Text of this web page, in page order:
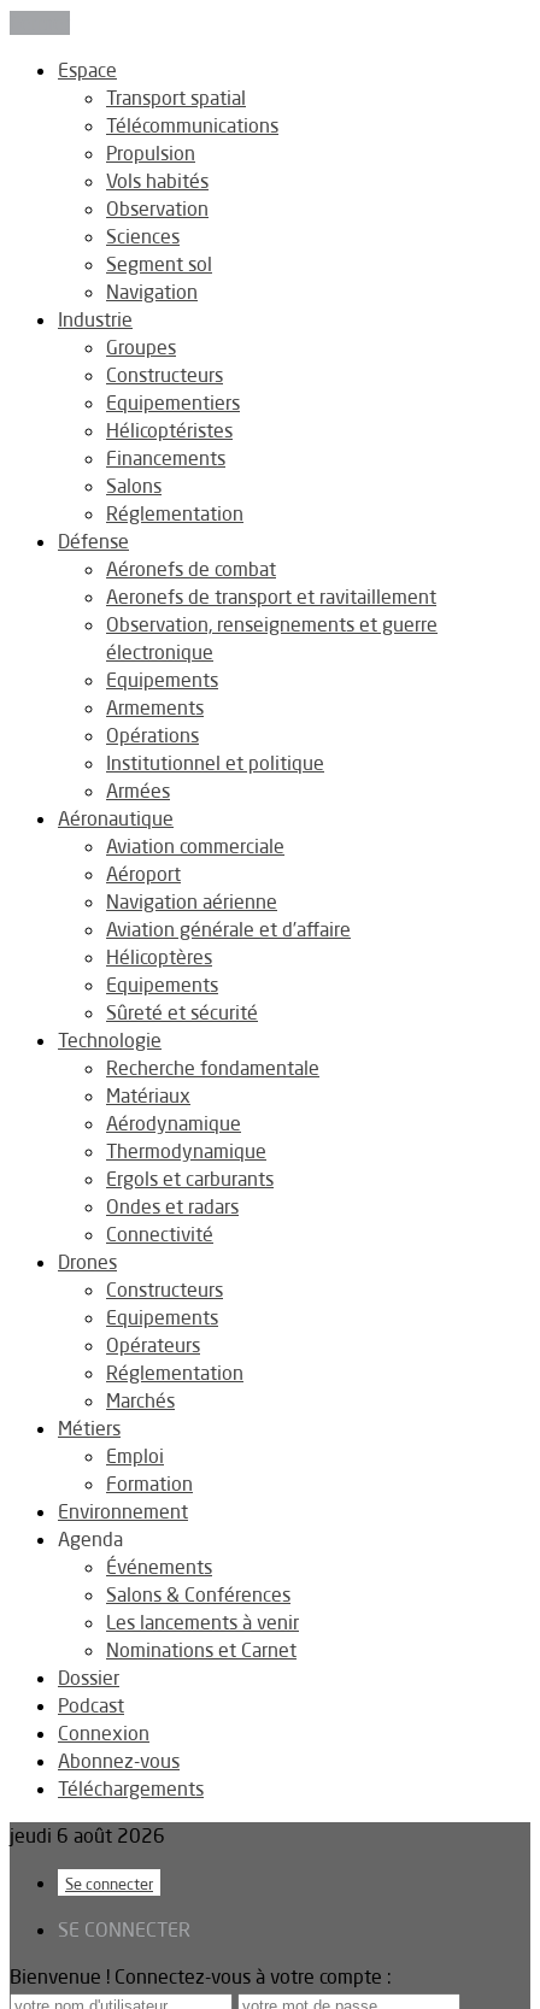
Espace
Transport spatial
Télécommunications
Propulsion
Vols habités
Observation
Sciences
Segment sol
Navigation
Industrie
Groupes
Constructeurs
Equipementiers
Hélicoptéristes
Financements
Salons
Réglementation
Défense
Aéronefs de combat
Aeronefs de transport et ravitaillement
Observation, renseignements et guerre
électronique
Equipements
Armements
Opérations
Institutionnel et politique
Armées
Aéronautique
Aviation commerciale
Aéroport
Navigation aérienne
Aviation générale et d’affaire
Hélicoptères
Equipements
Sûreté et sécurité
Technologie
Recherche fondamentale
Matériaux
Aérodynamique
Thermodynamique
Ergols et carburants
Ondes et radars
Connectivité
Drones
Constructeurs
Equipements
Opérateurs
Réglementation
Marchés
Métiers
Emploi
Formation
Environnement
Agenda
Événements
Salons & Conférences
Les lancements à venir
Nominations et Carnet
Dossier
Podcast
Connexion
Abonnez-vous
Téléchargements
jeudi 6 août 2026
Se connecter
SE CONNECTER
Bienvenue ! Connectez-vous à votre compte :